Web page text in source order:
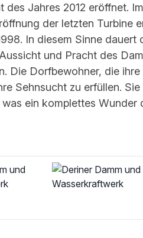
des Jahres 2012 eröffnet.
der letzten Turbine
In diesem Sinne
und Pracht des
Die Dorfbewohner, die
Sehnsucht zu erfüllen.
ein komplettes Wunder